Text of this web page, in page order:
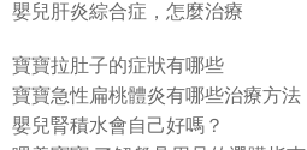
嬰兒肝炎綜合症，怎麼治療
寶寶拉肚子的症狀有哪些
寶寶急性扁桃體炎有哪些治療方法
嬰兒腎積水會自己好嗎？